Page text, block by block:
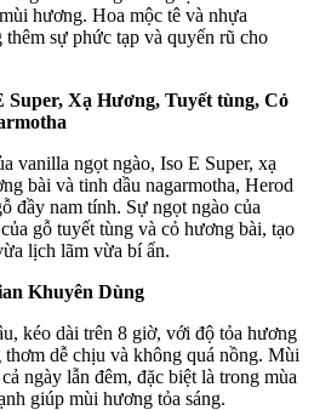
hương. Hoa mộc tê và nhựa
sự phức tạp và quyến rũ cho
Xạ Hương, Tuyết tùng, Cỏ
vanilla ngọt ngào, Iso E Super, xạ
bài và tinh dầu nagarmotha, Herod
đầy nam tính. Sự ngọt ngào của
gỗ tuyết tùng và cỏ hương bài, tạo
lịch lãm vừa bí ẩn.
Khuyên Dùng
kéo dài trên 8 giờ, với độ tỏa hương
dễ chịu và không quá nồng. Mùi
ngày lẫn đêm, đặc biệt là trong mùa
giúp mùi hương tỏa sáng.